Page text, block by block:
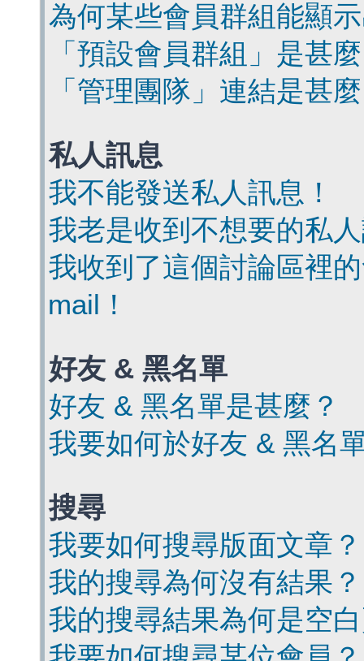
為何某些會員群組能顯
「預設會員群組」是甚
「管理團隊」連結是甚
私人訊息
我不能發送私人訊息！
我老是收到不想要的私
我收到了這個討論區裡
mail！
好友 & 黑名單
好友 & 黑名單是甚麼？
我要如何於好友 & 黑名
搜尋
我要如何搜尋版面文章？
我的搜尋為何沒有結果？
我的搜尋結果為何是空